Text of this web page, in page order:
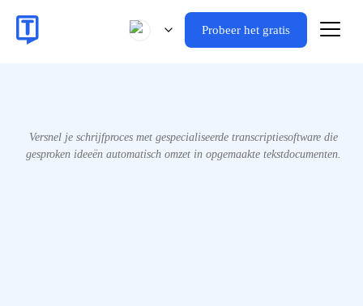
Probeer het gratis
Versnel je schrijfproces met gespecialiseerde transcriptiesoftware die
gesproken ideeën automatisch omzet in opgemaakte tekstdocumenten.